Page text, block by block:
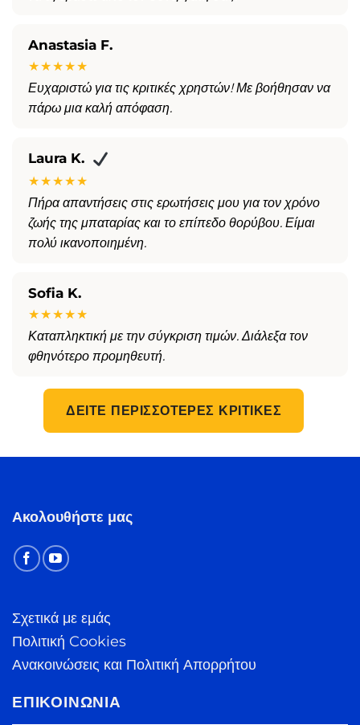
Anastasia F.
★★★★★
Ευχαριστώ για τις κριτικές χρηστών! Με βοήθησαν να
πάρω μια καλή απόφαση.
Laura K.
★★★★★
Πήρα απαντήσεις στις ερωτήσεις μου για τον χρόνο
ζωής της μπαταρίας και το επίπεδο θορύβου. Είμαι
πολύ ικανοποιημένη.
Sofia K.
★★★★★
Καταπληκτική με την σύγκριση τιμών. Διάλεξα τον
φθηνότερο προμηθευτή.
ΔΕΊΤΕ ΠΕΡΙΣΣΌΤΕΡΕΣ ΚΡΙΤΙΚΈΣ
Ακολουθήστε μας
Σχετικά με εμάς
Πολιτική Cookies
Ανακοινώσεις και Πολιτική Απορρήτου
ΕΠΙΚΟΙΝΩΝΊΑ